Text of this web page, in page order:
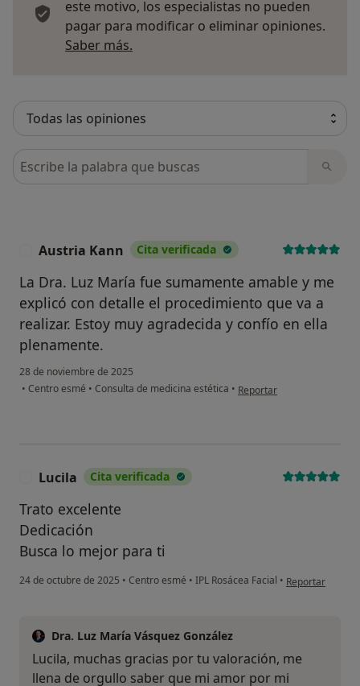
este motivo, los especialistas no pueden
pagar para modificar o eliminar opiniones.
Saber más.
Busca en opiniones
Austria Kann Cita verificada
La Dra. Luz María fue sumamente amable y me
explicó con detalle el procedimiento que va a
realizar. Estoy muy agradecida y confío en ella
plenamente.
28 de noviembre de 2025
• Centro esmé • Consulta de medicina estética • en opinión del usuario
Reportar
Lucila Cita verificada
Trato excelente
Dedicación
Busca lo mejor para ti
24 de octubre de 2025 • Centro esmé • IPL Rosácea Facial • en opinión del
Reportar
Dra. Luz María Vásquez González
Lucila, muchas gracias por tu valoración, me
llena de orgullo saber que mi amor por mi